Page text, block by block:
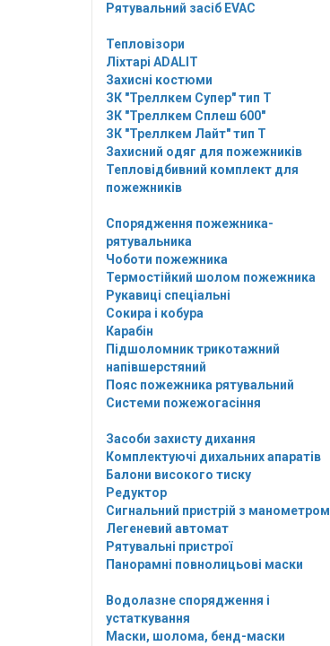
Рятувальний засіб EVAC
Тепловізори
Ліхтарі ADALIT
Захисні костюми
ЗК "Треллкем Супер" тип Т
ЗК "Треллкем Сплеш 600"
ЗК "Треллкем Лайт" тип Т
Захисний одяг для пожежників
Тепловідбивний комплект для
пожежників
Спорядження пожежника-
рятувальника
Чоботи пожежника
Термостійкий шолом пожежника
Рукавиці спеціальні
Сокира і кобура
Карабін
Підшоломник трикотажний
напівшерстяний
Пояс пожежника рятувальний
Системи пожежогасіння
Засоби захисту дихання
Комплектуючі дихальних апаратів
Балони високого тиску
Редуктор
Сигнальний пристрій з манометром
Легеневий автомат
Рятувальні пристрої
Панорамні повнолицьові маски
Водолазне спорядження і
устаткування
Маски, шолома, бенд-маски